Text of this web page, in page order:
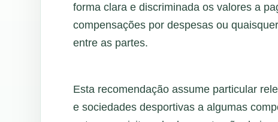
forma clara e discriminada os valores a
compensações por despesas ou
entre as partes.
Esta recomendação assume particular
e sociedades desportivas a algumas